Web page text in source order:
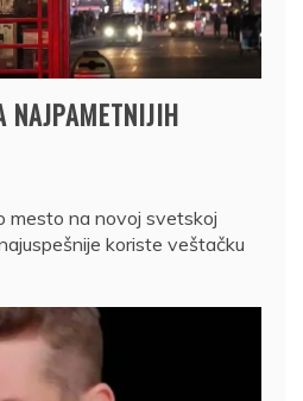
NAJPAMETNIJIH
mesto na novoj svetskoj
koriste veštačku